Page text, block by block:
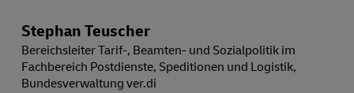
Stephan Teuscher
Bereichsleiter Tarif-, Beamten- und Sozialpolitik im
Fachbereich Postdienste, Speditionen und Logistik,
Bundesverwaltung ver.di